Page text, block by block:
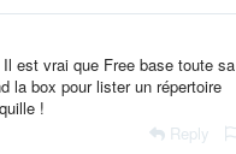
est vrai que Free base toute sa
la box pour lister un répertoire
!
Reply